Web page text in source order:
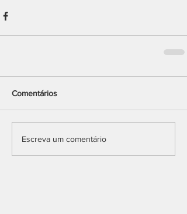
Comentários
Escreva um comentário